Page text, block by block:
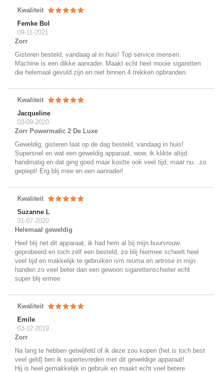
Kwaliteit
Femke Bol
09-11-2021
Zorr
Gisteren besteld, vandaag al in huis! Top service mensen.
Machine is een dikke aanrader. Maakt echt heel mooie sigaretten
die helemaal gevuld zijn en niet binnen 4 trekken opbranden.
Kwaliteit
Jacqueline
03-09-2020
Zorr Powermatic 2 De Luxe
Geweldig, gisteren laat op de dag besteld, vandaag in huis!
Supersnel en wat een geweldig apparaat, wow, ik klikte altijd
handmatig en dat ging goed maar kostte ook veel tijd, maar nu...zo
gepiept! Erg blij mee en een aanrader!
Kwaliteit
Suzanne L
31-07-2020
Helemaal geweldig
Heel blij net dit apparaat, ik had hem al bij mijn buurvrouw
geprobeerd en toch zelf een besteld, zo blij hiermee scheelt heel
veel tijd en makkelijk te gebruiken ivm reuma en artrose in mijn
handen zo veel beter dan een gewoon sigarettenschieter echt
super blij ermee
Kwaliteit
Emile
03-12-2019
Zorr
Na lang te hebben getwijfeld of ik deze zou kopen (het is toch best
veel geld) ben ik supertevreden met dit geweldige apparaat!
Hij is heel gemakkelijk in gebruik en maakt echt veel betere